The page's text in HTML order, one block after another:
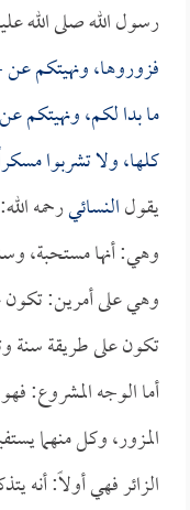
رسول الله صلى الله
فزوروها، ونهيتكم
ما بدا لكم، ونهيتكم
كلها، ولا تشربوا
يقولالنسائيرحمه
وهي: أنها مستحبة،
وهي على أمرين:
تكون على طريقة سنة
أما الوجه المشروع:
المزور، وكل منهما
الزائر فهي أولاً: أنه